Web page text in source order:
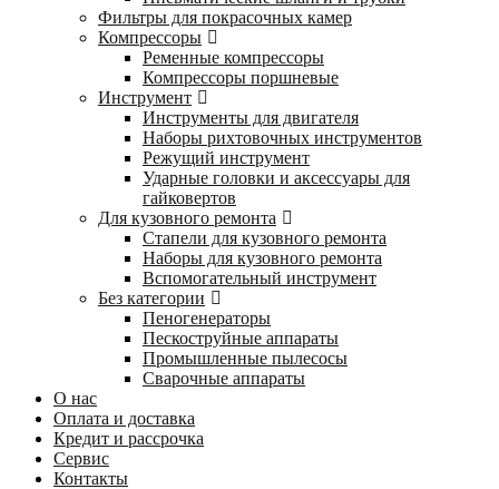
Фильтры для покрасочных камер
Компрессоры
Ременные компрессоры
Компрессоры поршневые
Инструмент
Инструменты для двигателя
Наборы рихтовочных инструментов
Режущий инструмент
Ударные головки и аксессуары для
гайковертов
Для кузовного ремонта
Стапели для кузовного ремонта
Наборы для кузовного ремонта
Вспомогательный инструмент
Без категории
Пеногенераторы
Пескоструйные аппараты
Промышленные пылесосы
Сварочные аппараты
О нас
Оплата и доставка
Кредит и рассрочка
Сервис
Контакты